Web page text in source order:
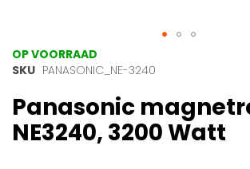
Ga
naar
begin
van
de
OP VOORRAAD
SKU PANASONIC_NE-3240
Panasonic
NE3240, 3200 Watt